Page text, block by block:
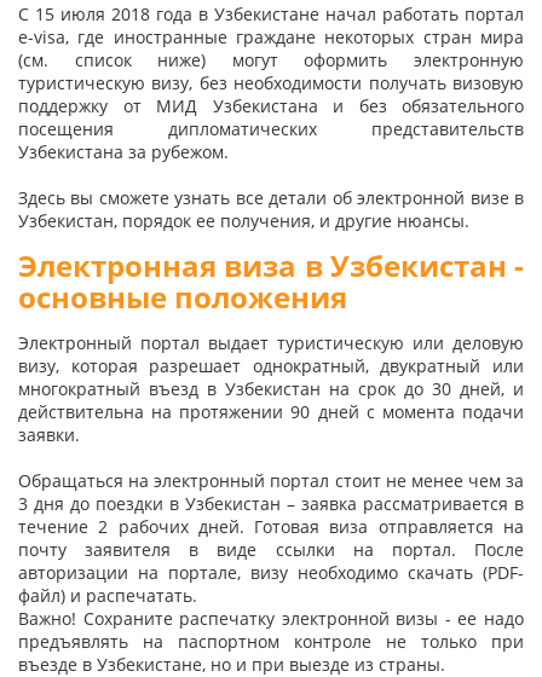
С 15 июля 2018 года в Узбекистане начал работать портал
e-visa, где иностранные граждане некоторых стран мира
(см. список ниже) могут оформить электронную
туристическую визу, без необходимости получать визовую
поддержку от МИД Узбекистана и без обязательного
посещения дипломатических представительств
Узбекистана за рубежом.
Здесь вы сможете узнать все детали об электронной визе в
Узбекистан, порядок ее получения, и другие нюансы.
Электронная виза в Узбекистан -
основные положения
Электронный портал выдает туристическую или деловую
визу, которая разрешает однократный, двукратный или
многократный въезд в Узбекистан на срок до 30 дней, и
действительна на протяжении 90 дней с момента подачи
заявки.
Обращаться на электронный портал стоит не менее чем за
3 дня до поездки в Узбекистан – заявка рассматривается в
течение 2 рабочих дней. Готовая виза отправляется на
почту заявителя в виде ссылки на портал. После
авторизации на портале, визу необходимо скачать (PDF-
файл) и распечатать.
Важно! Сохраните распечатку электронной визы - ее надо
предъявлять на паспортном контроле не только при
въезде в Узбекистане, но и при выезде из страны.